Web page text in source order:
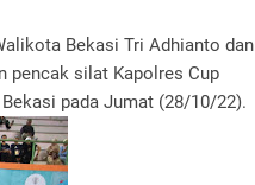
Bekasi Tri Adhianto dan
pencak silat Kapolres Cup
pada Jumat (28/10/22).